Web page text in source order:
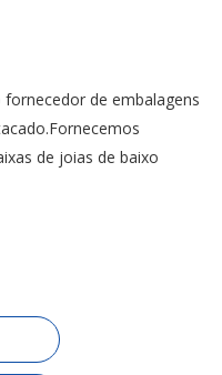
de embalagens
de joias de baixo